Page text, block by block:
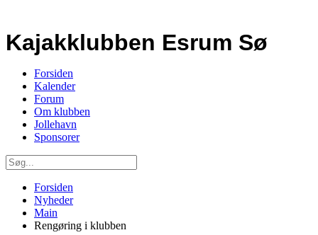
Kajakklubben Esrum Sø
Forsiden
Kalender
Forum
Om klubben
Jollehavn
Sponsorer
Forsiden
Nyheder
Main
Rengøring i klubben